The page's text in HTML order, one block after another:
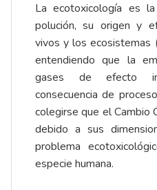
La ecotoxicología es
polución, su origen y
vivos y los ecosistemas
entendiendo que la
gases de efecto
consecuencia de
colegirse que el Cambio
debido a sus
problema
especie humana.